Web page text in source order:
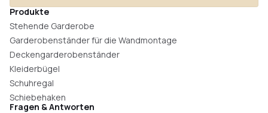
Produkte
Stehende Garderobe
Garderobenständer für die Wandmontage
Deckengarderobenständer
Kleiderbügel
Schuhregal
Schiebehaken
Fragen & Antworten